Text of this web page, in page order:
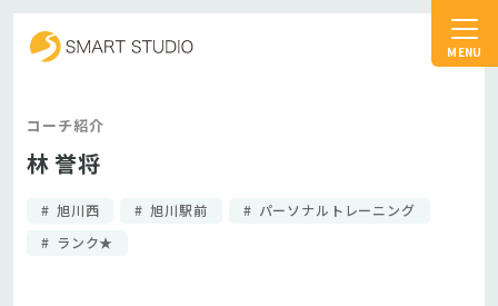
コーチ紹介
林 誉将
旭川西 旭川駅前
パーソナルトレーニング
ランク★